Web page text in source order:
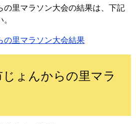
の里マラソン大会の結果は、下記
の里マラソン大会結果
じょんからの里マラ